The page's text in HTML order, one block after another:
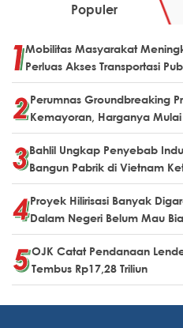
Populer
Mobilitas Masyarakat
Perluas Akses Transportasi
Perumnas Groundbreaking
Kemayoran, Harganya Mulai
Bahlil Ungkap Penyebab
Bangun Pabrik di Vietnam
Proyek Hilirisasi Banyak
Dalam Negeri Belum Mau
OJK Catat Pendanaan
Tembus Rp17,28 Triliun